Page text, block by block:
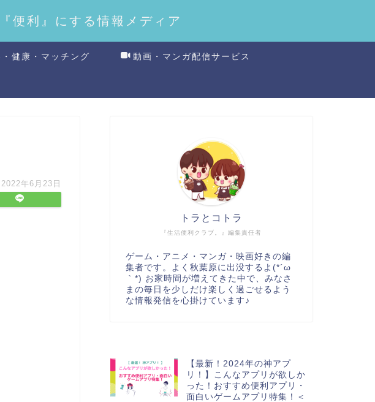
便利』にする情報メディア
・健康・マッチング 動画・マンガ配信サービス
2022年6月23日
『生活便利クラブ。』編集責任者
トラとコトラ
ゲーム・アニメ・マンガ・映画好きの編
集者です。よく秋葉原に出没するよ(*´ω
｀*) お家時間が増えてきた中で、みなさ
まの毎日を少しだけ楽しく過ごせるよう
な情報発信を心掛けています♪
【最新！2024年の神アプ
リ！】こんなアプリが欲しか
った！おすすめ便利アプリ・
面白いゲームアプリ特集！＜